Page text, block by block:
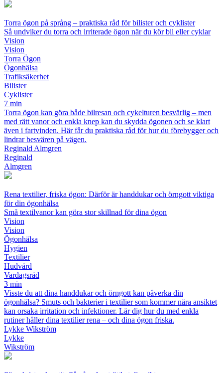
Torra ögon på språng – praktiska råd för bilister och cyklister
Så undviker du torra och irriterade ögon när du kör bil eller cyklar
Vision
Vision
Torra Ögon
Ögonhälsa
Trafiksäkerhet
Bilister
Cyklister
7 min
Torra ögon kan göra både bilresan och cykelturen besvärlig – men
med rätt vanor och enkla knep kan du skydda ögonen och se klart
även i fartvinden. Här får du praktiska råd för hur du förebygger och
lindrar besvären på vägen.
Reginald Almgren
Reginald
Almgren
Rena textilier, friska ögon: Därför är handdukar och örngott viktiga
för din ögonhälsa
Små textilvanor kan göra stor skillnad för dina ögon
Vision
Vision
Ögonhälsa
Hygien
Textilier
Hudvård
Vardagsråd
3 min
Visste du att dina handdukar och örngott kan påverka din
ögonhälsa? Smuts och bakterier i textilier som kommer nära ansiktet
kan orsaka irritation och infektioner. Lär dig hur du med enkla
rutiner håller dina textilier rena – och dina ögon friska.
Lykke Wikström
Lykke
Wikström